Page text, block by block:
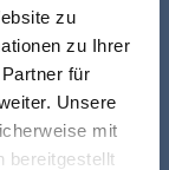
zu
zu Ihrer
für
Unsere
mit
bereitgestellt
!